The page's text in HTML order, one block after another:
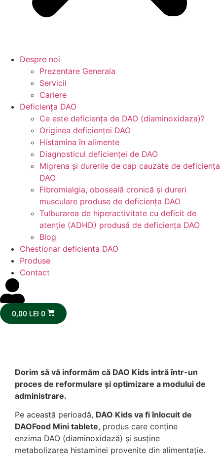
Despre noi
Prezentare Generala
Servicii
Cariere
Deficiența DAO
Ce este deficiența de DAO (diaminoxidaza)?
Originea deficienței DAO
Histamina în alimente
Diagnosticul deficienței de DAO
Migrena și durerile de cap cauzate de deficiența
DAO
Fibromialgia, oboseală cronică și dureri
musculare produse de deficiența DAO
Tulburarea de hiperactivitate cu deficit de
atenție (ADHD) produsă de deficiența DAO
Blog
Chestionar deficienta DAO
Produse
Contact
0,00 LEI 0
Dorim să vă informăm că DAO Kids intră într-un
proces de reformulare și optimizare a modului de
administrare.
Pe această perioadă, DAO Kids va fi înlocuit de
DAOFood Mini tablete, produs care conține
enzima DAO (diaminoxidază) și susține
metabolizarea histaminei provenite din alimentație.